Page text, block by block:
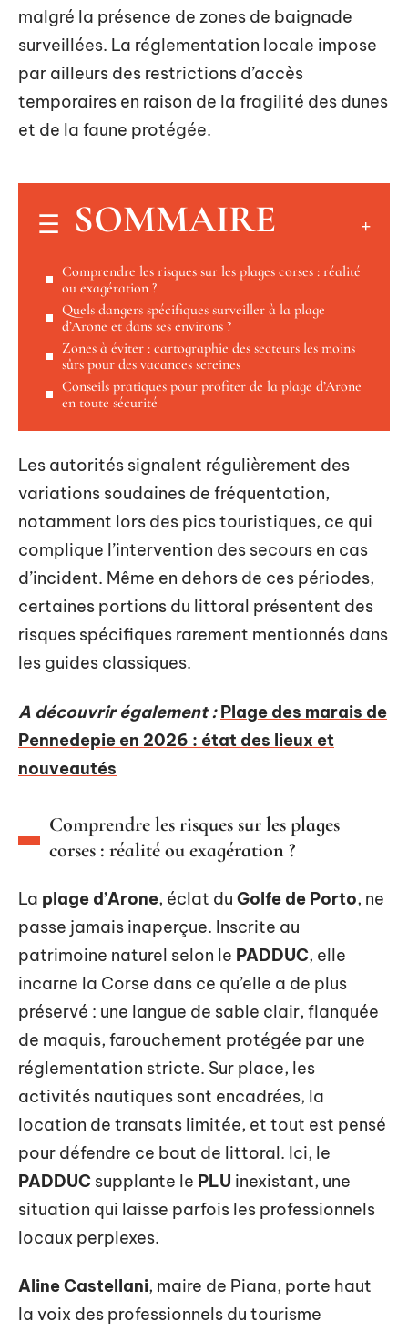
malgré la présence de zones de baignade
surveillées. La réglementation locale impose
par ailleurs des restrictions d’accès
temporaires en raison de la fragilité des dunes
et de la faune protégée.
SOMMAIRE
Comprendre les risques sur les plages corses : réalité
ou exagération ?
Quels dangers spécifiques surveiller à la plage
d’Arone et dans ses environs ?
Zones à éviter : cartographie des secteurs les moins
sûrs pour des vacances sereines
Conseils pratiques pour profiter de la plage d’Arone
en toute sécurité
Les autorités signalent régulièrement des
variations soudaines de fréquentation,
notamment lors des pics touristiques, ce qui
complique l’intervention des secours en cas
d’incident. Même en dehors de ces périodes,
certaines portions du littoral présentent des
risques spécifiques rarement mentionnés dans
les guides classiques.
A découvrir également : Plage des marais de
Pennedepie en 2026 : état des lieux et
nouveautés
Comprendre les risques sur les plages
corses : réalité ou exagération ?
La plage d’Arone, éclat du Golfe de Porto, ne
passe jamais inaperçue. Inscrite au
patrimoine naturel selon le PADDUC, elle
incarne la Corse dans ce qu’elle a de plus
préservé : une langue de sable clair, flanquée
de maquis, farouchement protégée par une
réglementation stricte. Sur place, les
activités nautiques sont encadrées, la
location de transats limitée, et tout est pensé
pour défendre ce bout de littoral. Ici, le
PADDUC supplante le PLU inexistant, une
situation qui laisse parfois les professionnels
locaux perplexes.
Aline Castellani, maire de Piana, porte haut
la voix des professionnels du tourisme